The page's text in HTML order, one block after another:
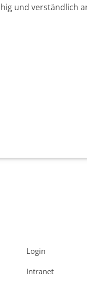
und verständlich
Login
Intranet